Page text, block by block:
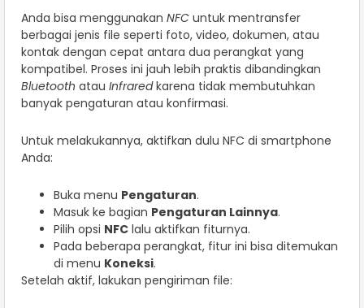
Anda bisa menggunakan NFC untuk mentransfer
berbagai jenis file seperti foto, video, dokumen, atau
kontak dengan cepat antara dua perangkat yang
kompatibel. Proses ini jauh lebih praktis dibandingkan
Bluetooth atau Infraredkarena tidak membutuhkan
banyak pengaturan atau konfirmasi.
Untuk melakukannya, aktifkan dulu NFC di smartphone
Anda:
Buka menu Pengaturan.
Masuk ke bagian Pengaturan Lainnya.
Pilih opsi NFC lalu aktifkan fiturnya.
Pada beberapa perangkat, fitur ini bisa ditemukan
di menu Koneksi.
Setelah aktif, lakukan pengiriman file: